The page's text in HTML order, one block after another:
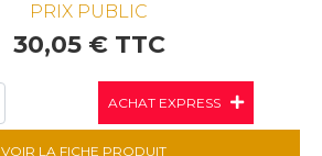
PRIX PUBLIC
30,05 € TTC
ACHAT EXPRESS
VOIR LA FICHE PRODUIT